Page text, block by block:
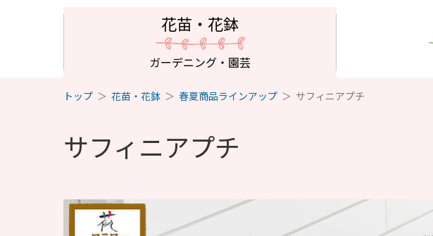
花苗・花鉢
ガーデニング・園芸
トップ 花苗・花鉢 春夏商品ラインアップ サフィニアプチ
サフィニアプチ